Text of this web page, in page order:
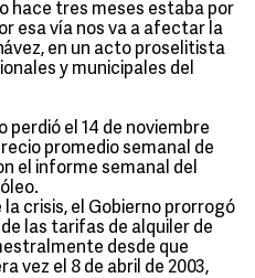
hace tres meses estaba por
esa vía nos va a afectar la
en un acto proselitista
y municipales del
perdió el 14 de noviembre
promedio semanal de
el informe semanal del
crisis, el Gobierno prorrogó
las tarifas de alquiler de
desde que
vez el 8 de abril de 2003,